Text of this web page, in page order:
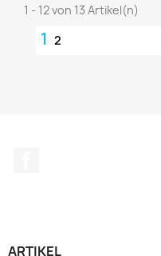
1 - 12 von 13 Artikel(n)
1 2
ARTIKEL